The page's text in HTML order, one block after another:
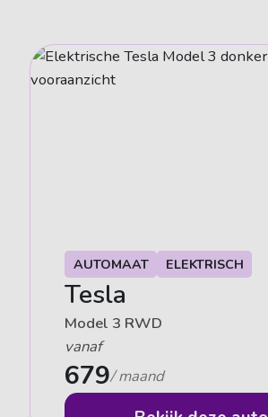
AUTOMAAT ELEKTRISCH
Tesla
Model 3 RWD
vanaf
679/ maand